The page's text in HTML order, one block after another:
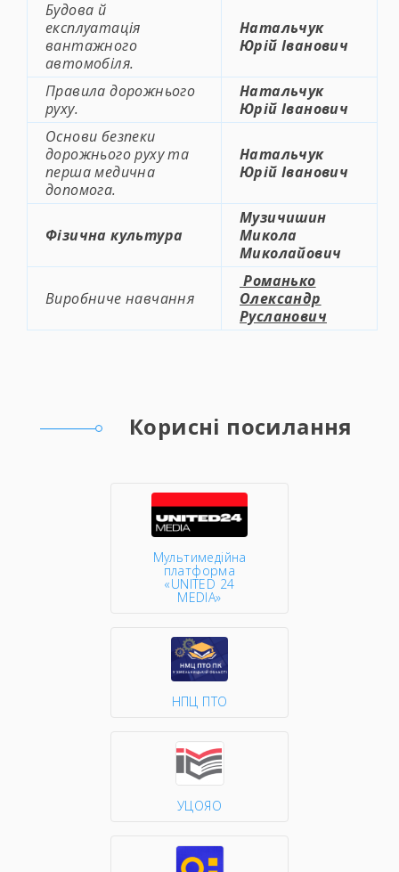
Будова й
експлуатація
вантажного
автомобіля.
Натальчук
Юрій Іванович
Правила дорожнього
руху.
Натальчук
Юрій Іванович
Основи безпеки
дорожнього руху та
перша медична
допомога.
Натальчук
Юрій Іванович
Фізична культура
Музичишин
Микола
Миколайович
Виробниче навчання
Романько
Олександр
Русланович
Корисні посилання
Мультимедійна
платформа
«UNITED 24
MEDIA»
НПЦ ПТО
УЦОЯО